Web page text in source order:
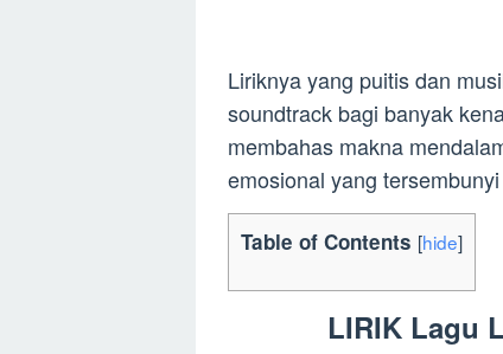
Liriknya yang puitis dan
soundtrack bagi banyak
membahas makna
emosional yang
Table of Contents [hide]
LIRIK Lagu